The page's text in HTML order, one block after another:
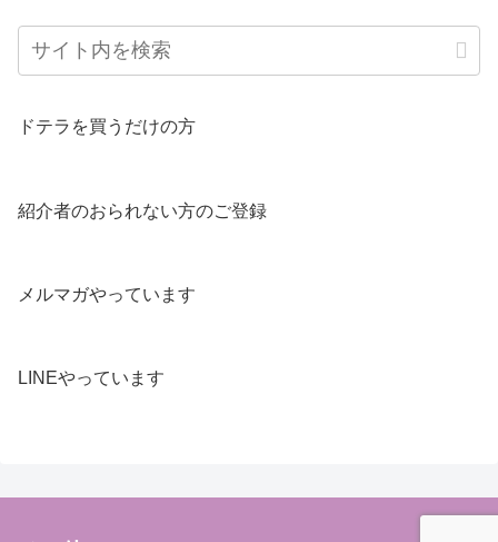
ドテラを買うだけの方
紹介者のおられない方のご登録
メルマガやっています
LINEやっています